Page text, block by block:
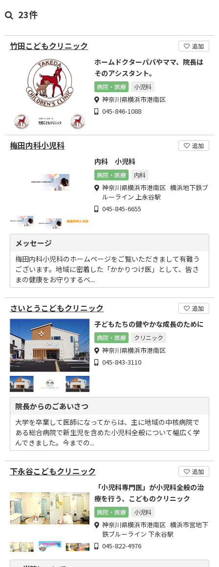
23件
竹田こどもクリニック 追加
ホームドクターパパやママ、院長は
そのアシスタント。
病院・医療 小児科
神奈川県横浜市港南区
045-846-1088
梅田内科小児科 追加
内科 小児科
病院・医療 内科
神奈川県横浜市港南区 横浜地下鉄ブ
ルーライン 上永谷駅
045-845-6655
メッセージ
梅田内科小児科のホームページをご覧いただきまして有難う
ございます。地域に密着した「かかりつけ医」として、皆さ
まの健康をお守りするべ...
さいとうこどもクリニック 追加
子どもたちの健やかな成長のために
病院・医療 クリニック
神奈川県横浜市港南区
045-843-3110
院長からのごあいさつ
大学を卒業して医師になってからは、主に地域の中核病院で
ある総合病院で新生児を含めた小児科全般について幅広く学
んできました。今までの...
下永谷こどもクリニック 追加
「小児科専門医」が小児科全般の治
療を行う、こどものクリニック
病院・医療 小児科
神奈川県横浜市港南区 横浜市営地下
鉄ブルーライン 下永谷駅
045-822-4976